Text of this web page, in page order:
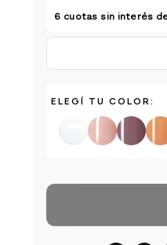
6 cuotas sin interés
ELEGÍ TU COLOR: